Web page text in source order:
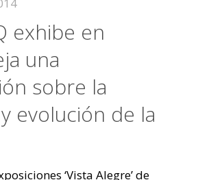
exhibe en
una
sobre la
evolución de la
‘Vista Alegre’ de